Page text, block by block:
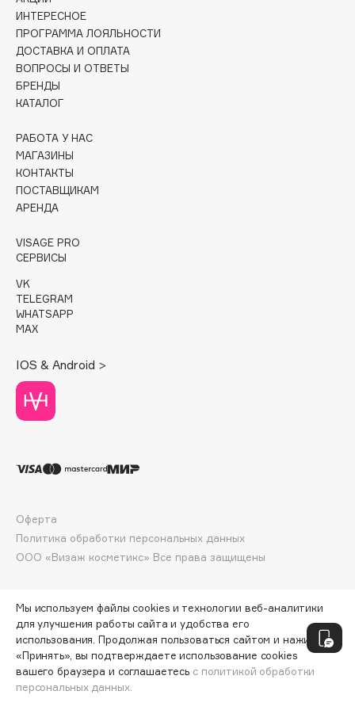
Collagenina
Consly
Corimo
CosRX
Cottolina
Cunzite
d'Alba
DABO
DARLING*
Darphin
Deonica
Dessange
Dior
Dolomit
DP Daily Perfection
Dr. Vranjes Firenze
Dr.Jart+
DSD de Luxe
Dyson
ДОБАВИТЬ В КОРЗИНУ
ИНТЕРЕСНОЕ
ПРОГРАММА ЛОЯЛЬНОСТИ
ДОСТАВКА И ОПЛАТА
ВОПРОСЫ И ОТВЕТЫ
БРЕНДЫ
КАТАЛОГ
РАБОТА У НАС
МАГАЗИНЫ
КОНТАКТЫ
ПОСТАВЩИКАМ
АРЕНДА
VISAGE PRO
СЕРВИСЫ
VK
TELEGRAM
WHATSAPP
MAX
IOS & Android >
ООО «Визаж косметикс» Все права защищены
Оферта
Политика обработки персональных данных
Мы используем файлы cookies и технологии веб-аналитики
для улучшения работы сайта и удобства его
использования. Продолжая пользоваться сайтом и нажимая
«Принять», вы подтверждаете использование cookies
вашего браузера и соглашаетесь с политикой обработки
персональных данных.